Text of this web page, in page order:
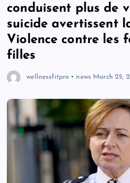
conduisent plus de
suicide avertissent
Violence contre les
filles
wellnessfitpro news March 25,